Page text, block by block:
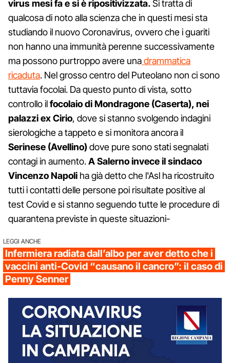
virus mesi fa e si è ripositivizzata.Si tratta di
qualcosa di noto alla scienza che in questi mesi sta
studiando il nuovo Coronavirus, ovvero che i guariti
non hanno una immunità perenne successivamente
ma possono purtroppo avere unadrammatica
ricaduta. Nel grosso centro del Puteolano non ci sono
tuttavia focolai. Da questo punto di vista, sotto
controllo ilfocolaio di Mondragone (Caserta), nei
palazzi ex Cirio, dove si stanno svolgendo indagini
sierologiche a tappeto e si monitora ancora il
Serinese (Avellino) dove pure sono stati segnalati
contagi in aumento.A Salerno invece il sindaco
Vincenzo Napoli ha già detto che l'Asl ha ricostruito
tutti i contatti delle persone poi risultate positive al
test Covid e si stanno seguendo tutte le procedure di
quarantena previste in queste situazioni-
LEGGI ANCHE
Infermiera radiata dall’albo per aver detto che i
vaccini anti-Covid “causano il cancro”: il caso di
Penny Senner